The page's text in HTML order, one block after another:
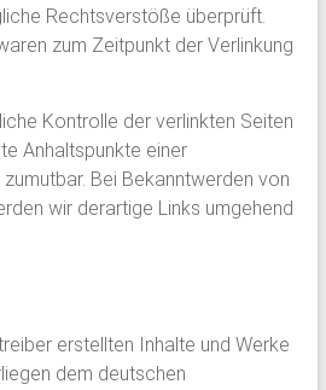
Rechtsverstöße überprüft.
zum Zeitpunkt der Verlinkung
Kontrolle der verlinkten Seiten
Anhaltspunkte einer
Bei Bekanntwerden von
wir derartige Links umgehend
erstellten Inhalte und Werke
dem deutschen